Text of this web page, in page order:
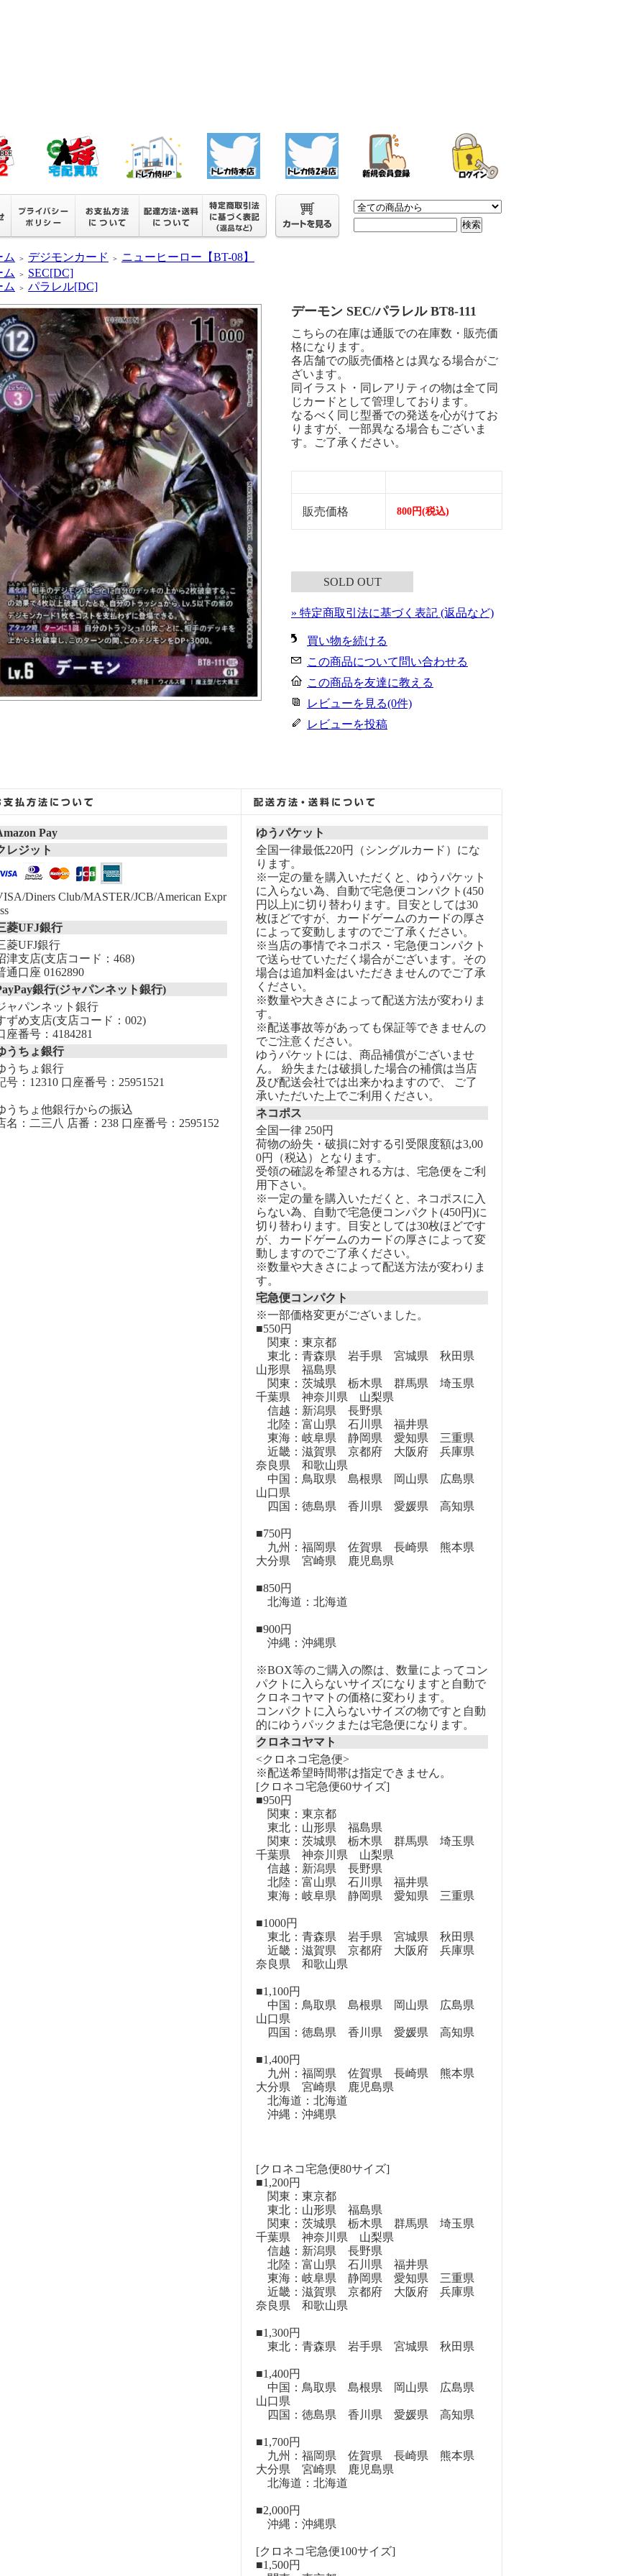
ム ＞ デジモンカード ＞
ニューヒーロー【BT-08】
ム
＞
SEC[DC]
ム
＞ パラレル[DC]
デーモン SEC/パラレル BT8-111
こちらの在庫は通販での在庫数・販売価
格になります。
各店舗での販売価格とは異なる場合がご
ざいます。
同イラスト・同レアリティの物は全て同
じカードとして管理しております。
なるべく同じ型番での発送を心がけてお
りますが、一部異なる場合もございま
す。ご了承ください。
販売価格 800円(税込)
SOLD OUT
» 特定商取引法に基づく表記 (返品など)
買い物を続ける
この商品について問い合わせる
この商品を友達に教える
レビューを見る(0件)
レビューを投稿
Pay
レジット
Diners Club/MASTER/JCB/American Expr
菱UFJ銀行
菱UFJ銀行
津支店(支店コード：468)
通口座 0162890
銀行(ジャパンネット銀行)
ャパンネット銀行
ずめ支店(支店コード：002)
座番号：4184281
うちょ銀行
うちょ銀行
号：12310 口座番号：25951521
うちょ他銀行からの振込
名：二三八 店番：238 口座番号：2595152
ゆうパケット
全国一律最低220円（シングルカード）にな
ります。
※一定の量を購入いただくと、ゆうパケット
に入らない為、自動で宅急便コンパクト(450
円以上)に切り替わります。目安としては30
枚ほどですが、カードゲームのカードの厚さ
によって変動しますのでご了承ください。
※当店の事情でネコポス・宅急便コンパクト
で送らせていただく場合がございます。その
場合は追加料金はいただきませんのでご了承
ください。
※数量や大きさによって配送方法が変わりま
す。
※配送事故等があっても保証等できませんの
でご注意ください。
ゆうパケットには、商品補償がございませ
ん。 紛失または破損した場合の補償は当店
及び配送会社では出来かねますので、 ご了
承いただいた上でご利用ください。
ネコポス
全国一律 250円
荷物の紛失・破損に対する引受限度額は3,00
0円（税込）となります。
受領の確認を希望される方は、宅急便をご利
用下さい。
※一定の量を購入いただくと、ネコポスに入
らない為、自動で宅急便コンパクト(450円)に
切り替わります。目安としては30枚ほどです
が、カードゲームのカードの厚さによって変
動しますのでご了承ください。
※数量や大きさによって配送方法が変わりま
す。
宅急便コンパクト
※一部価格変更がございました。
■550円
関東：東京都
東北：青森県 岩手県 宮城県 秋田県
山形県 福島県
関東：茨城県 栃木県 群馬県 埼玉県
千葉県 神奈川県 山梨県
信越：新潟県 長野県
北陸：富山県 石川県 福井県
東海：岐阜県 静岡県 愛知県 三重県
近畿：滋賀県 京都府 大阪府 兵庫県
奈良県 和歌山県
中国：鳥取県 島根県 岡山県 広島県
山口県
四国：徳島県 香川県 愛媛県 高知県
■750円
九州：福岡県 佐賀県 長崎県 熊本県
大分県 宮崎県 鹿児島県
■850円
北海道：北海道
■900円
沖縄：沖縄県
※BOX等のご購入の際は、数量によってコン
パクトに入らないサイズになりますと自動で
クロネコヤマトの価格に変わります。
コンパクトに入らないサイズの物ですと自動
的にゆうパックまたは宅急便になります。
クロネコヤマト
<クロネコ宅急便>
※配送希望時間帯は指定できません。
[クロネコ宅急便60サイズ]
■950円
関東：東京都
東北：山形県 福島県
関東：茨城県 栃木県 群馬県 埼玉県
千葉県 神奈川県 山梨県
信越：新潟県 長野県
北陸：富山県 石川県 福井県
東海：岐阜県 静岡県 愛知県 三重県
■1000円
東北：青森県 岩手県 宮城県 秋田県
近畿：滋賀県 京都府 大阪府 兵庫県
奈良県 和歌山県
■1,100円
中国：鳥取県 島根県 岡山県 広島県
山口県
四国：徳島県 香川県 愛媛県 高知県
■1,400円
九州：福岡県 佐賀県 長崎県 熊本県
大分県 宮崎県 鹿児島県
北海道：北海道
沖縄：沖縄県
[クロネコ宅急便80サイズ]
■1,200円
関東：東京都
東北：山形県 福島県
関東：茨城県 栃木県 群馬県 埼玉県
千葉県 神奈川県 山梨県
信越：新潟県 長野県
北陸：富山県 石川県 福井県
東海：岐阜県 静岡県 愛知県 三重県
近畿：滋賀県 京都府 大阪府 兵庫県
奈良県 和歌山県
■1,300円
東北：青森県 岩手県 宮城県 秋田県
■1,400円
中国：鳥取県 島根県 岡山県 広島県
山口県
四国：徳島県 香川県 愛媛県 高知県
■1,700円
九州：福岡県 佐賀県 長崎県 熊本県
大分県 宮崎県 鹿児島県
北海道：北海道
■2,000円
沖縄：沖縄県
[クロネコ宅急便100サイズ]
■1,500円